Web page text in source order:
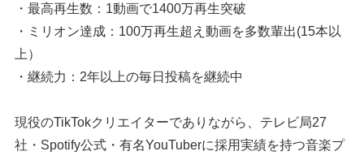
・最高再生数：1動画で1400万再生突破
・ミリオン達成：100万再生超え動画を多数輩出(15本以
上）
・継続力：2年以上の毎日投稿を継続中
現役のTikTokクリエイターでありながら、テレビ局27
社・Spotify公式・有名YouTuberに採用実績を持つ音楽プ